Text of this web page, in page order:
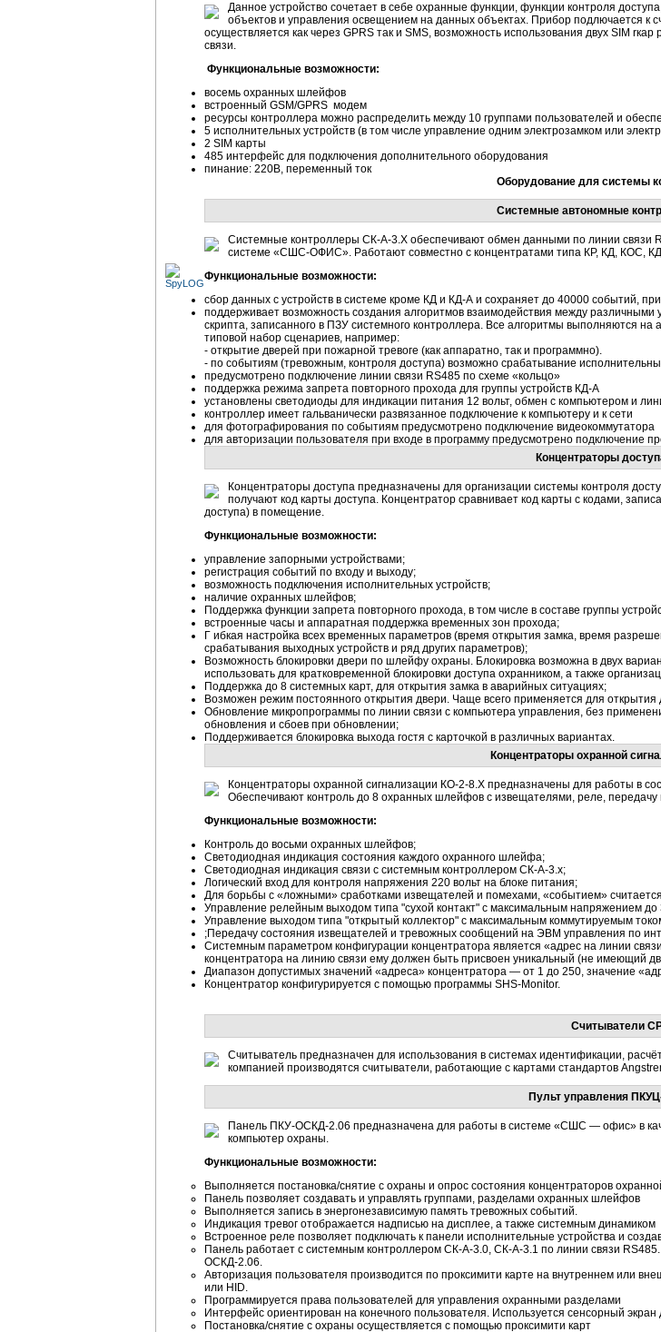
Данное устройство сочетает в себе охранные функции, функции контроля
объектов и управления освещением на данных объектах. Прибор подлючается к
осуществляется как через GPRS так и SMS, возможность использования двух SIM
связи.
Функциональные возможности:
восемь охранных шлейфов
встроенный GSM/GPRS модем
ресурсы контроллера можно распределить между 10 группами пользователей и
5 исполнительных устройств (в том числе управление одним электрозамком или
2 SIM карты
485 интерфейс для подключения дополнительного оборудования
пинание: 220В, переменный ток
Оборудование для системы
Системные автономные
Системные контроллеры СК-А-3.Х обеспечивают обмен данными по линии связи
системе «СШС-ОФИС». Работают совместно с концентратами типа КР, КД, КОС,
Функциональные возможности:
сбор данных с устройств в системе кроме КД и КД-А и сохраняет до 40000 событий,
поддерживает возможность создания алгоритмов взаимодействия между
скрипта, записанного в ПЗУ системного контроллера. Все алгоритмы выполняются
типовой набор сценариев, например:
- открытие дверей при пожарной тревоге (как аппаратно, так и программно).
- по событиям (тревожным, контроля доступа) возможно срабатывание
предусмотрено подключение линии связи RS485 по схеме «кольцо»
поддержка режима запрета повторного прохода для группы устройств КД-А
установлены светодиоды для индикации питания 12 вольт, обмен с компьютером и
контроллер имеет гальванически развязанное подключение к компьютеру и к сети
для фотографирования по событиям предусмотрено подключение видеокоммутатора
для авторизации пользователя при входе в программу предусмотрено подключение
Концентраторы
Концентраторы доступа предназначены для организации системы контроля
получают код карты доступа. Концентратор сравнивает код карты с кодами,
доступа) в помещение.
Функциональные возможности:
управление запорными устройствами;
регистрация событий по входу и выходу;
возможность подключения исполнительных устройств;
наличие охранных шлейфов;
Поддержка функции запрета повторного прохода, в том числе в составе группы
встроенные часы и аппаратная поддержка временных зон прохода;
Г ибкая настройка всех временных параметров (время открытия замка, время
срабатывания выходных устройств и ряд других параметров);
Возможность блокировки двери по шлейфу охраны. Блокировка возможна в двух
использовать для кратковременной блокировки доступа охранником, а также
Поддержка до 8 системных карт, для открытия замка в аварийных ситуациях;
Возможен режим постоянного открытия двери. Чаще всего применяется для открытия
Обновление микропрограммы по линии связи с компьютера управления, без
обновления и сбоев при обновлении;
Поддерживается блокировка выхода гостя с карточкой в различных вариантах.
Концентраторы охранной
Концентраторы охранной сигнализации КО-2-8.Х предназначены для работы в
Обеспечивают контроль до 8 охранных шлейфов с извещателями, реле,
Функциональные возможности:
Контроль до восьми охранных шлейфов;
Светодиодная индикация состояния каждого охранного шлейфа;
Светодиодная индикация связи с системным контроллером СК-А-3.х;
Логический вход для контроля напряжения 220 вольт на блоке питания;
Для борьбы с «ложными» сработками извещателей и помехами, «событием»
Управление релейным выходом типа "сухой контакт" с максимальным напряжением до
Управление выходом типа "открытый коллектор" с максимальным коммутируемым
;Передачу состояния извещателей и тревожных сообщений на ЭВМ управления по
Системным параметром конфигурации концентратора является «адрес на линии
концентратора на линию связи ему должен быть присвоен уникальный (не имеющий
Диапазон допустимых значений «адреса» концентратора — от 1 до 250, значение
Концентратор конфигурируется с помощью программы SHS-Monitor.
Считыватели
Считыватель предназначен для использования в системах идентификации,
компанией производятся считыватели, работающие с картами стандартов
Пульт управления
Панель ПКУ-ОСКД-2.06 предназначена для работы в системе «СШС — офис» в
компьютер охраны.
Функциональные возможности:
Выполняется постановка/снятие с охраны и опрос состояния концентраторов
Панель позволяет создавать и управлять группами, разделами охранных шлейфов
Выполняется запись в энергонезависимую память тревожных событий.
Индикация тревог отображается надписью на дисплее, а также системным динамиком
Встроенное реле позволяет подключать к панели исполнительные устройства и
Панель работает с системным контроллером СК-А-3.0, СК-А-3.1 по линии связи
ОСКД-2.06.
Авторизация пользователя производится по проксимити карте на внутреннем или
или HID.
Программируется права пользователей для управления охранными разделами
Интерфейс ориентирован на конечного пользователя. Используется сенсорный
Постановка/снятие с охраны осуществляется с помощью проксимити карт